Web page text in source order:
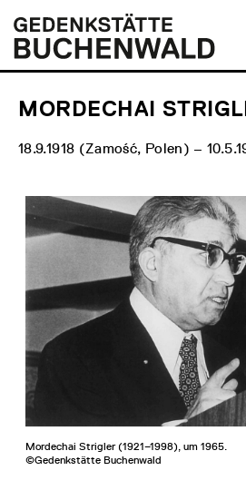
zum
Inhalt
Gedenkstätte
Buchenwald
MORDECHAI
18.9.1918 (Zamość, Polen) –
Mordechai Strigler (1921–1998), um 1965.
©Gedenkstätte Buchenwald